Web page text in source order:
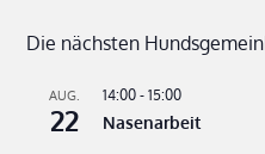
Die nächsten
AUG.
22
14:00 -15:00
Nasenarbeit